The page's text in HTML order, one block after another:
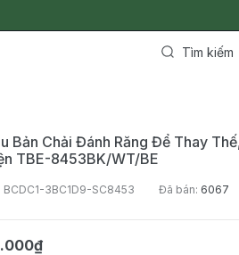
Tìm kiếm
Bản Chải Đánh Răng Để Thay
TBE-8453BK/WT/BE
BCDC1-3BC1D9-SC8453 Đã bán: 6067